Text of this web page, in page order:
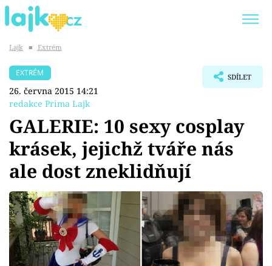
SHOPAHOLICADEL
Témata
Showbyznys
Youtubeři
Virály
Lajk ■ Extrém
EXTRÉM
26. června 2015 14:21
redakce Prima Lajk
SDÍLET
GALERIE: 10 sexy cosplay
krásek, jejichž tváře nás
ale dost zneklidňují